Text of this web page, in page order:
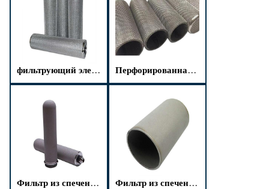
фильтрующий элемент из спеченной сетки Перфорированная металлическая спеченная сетка
Фильтр из спеченного порошка нержавеющей стали Фильтр из спеченного титанового порошка